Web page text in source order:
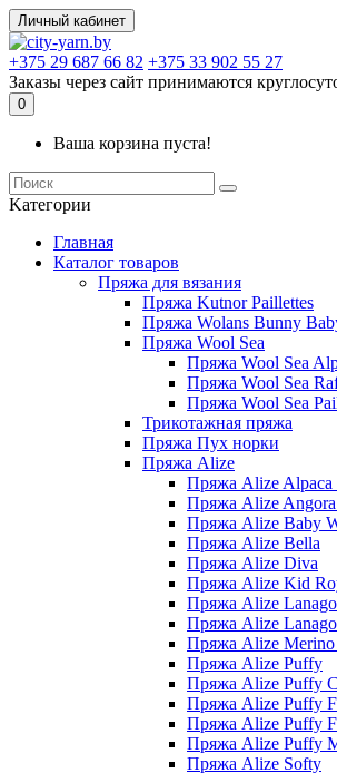
Личный кабинет
+375 29 687 66 82 +375 33 902 55 27
Заказы через сайт принимаются
0
Ваша корзина пуста!
Kатегории
Главная
Каталог товаров
Пряжа для вязания
Пряжа Kutnor Paillettes
Пряжа Wolans Bunny
Пряжа Wool Sea
Пряжа Wool Sea
Пряжа Wool Sea
Пряжа Wool Sea
Трикотажная пряжа
Пряжа Пух норки
Пряжа Alize
Пряжа Alize Alpaca
Пряжа Alize Angora
Пряжа Alize Baby
Пряжа Alize Bella
Пряжа Alize Diva
Пряжа Alize Kid
Пряжа Alize
Пряжа Alize
Пряжа Alize Merino
Пряжа Alize Puffy
Пряжа Alize Puffy
Пряжа Alize Puffy
Пряжа Alize Puffy
Пряжа Alize Puffy
Пряжа Alize Softy